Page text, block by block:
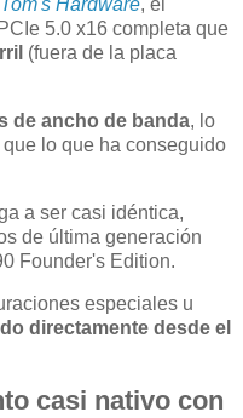
Tom's Hardware, el
5.0 x16 completa que
(fuera de la placa
de ancho de banda, lo
lo que ha conseguido
a ser casi idéntica,
de última generación
Founder's Edition.
especiales u
directamente desde el
casi nativo con